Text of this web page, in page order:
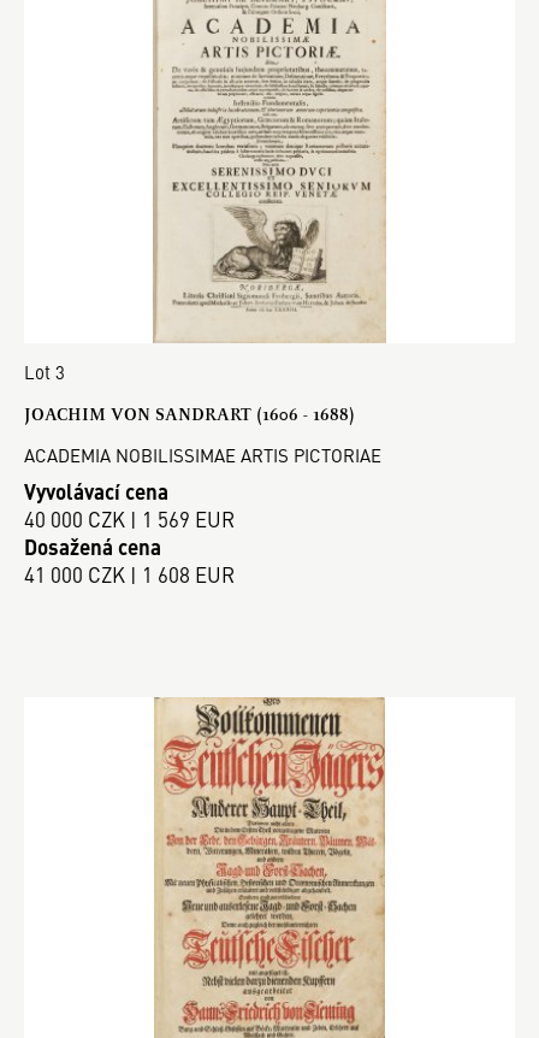
Lot 3
JOACHIM VON SANDRART (1606 - 1688)
ACADEMIA NOBILISSIMAE ARTIS PICTORIAE
Vyvolávací cena
40 000 CZK | 1 569 EUR
Dosažená cena
41 000 CZK | 1 608 EUR